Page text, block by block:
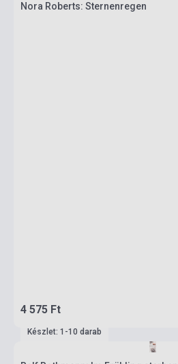
Nora Roberts: Sternenregen
4 575 Ft
Készlet: 1-10 darab